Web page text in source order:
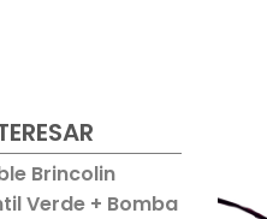
Brincolin
Verde + Bomba